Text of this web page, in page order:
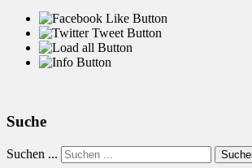
Suche
Suchen ...